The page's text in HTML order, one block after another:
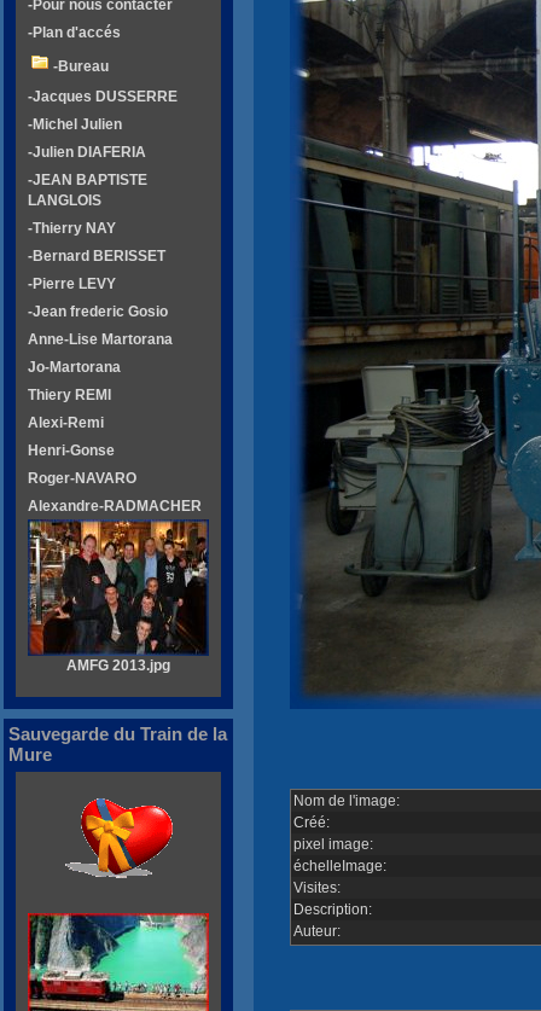
Nom de l'image:
Créé:
pixel image:
échelleImage:
Visites:
Description:
Auteur:
-Pour nous contacter
-Plan d'accés
-Bureau
-Jacques DUSSERRE
-Michel Julien
-Julien DIAFERIA
-JEAN BAPTISTE
LANGLOIS
-Thierry NAY
-Bernard BERISSET
-Pierre LEVY
-Jean frederic Gosio
Anne-Lise Martorana
Jo-Martorana
Thiery REMI
Alexi-Remi
Henri-Gonse
Roger-NAVARO
Alexandre-RADMACHER
AMFG 2013.jpg
Sauvegarde du Train de la
Mure